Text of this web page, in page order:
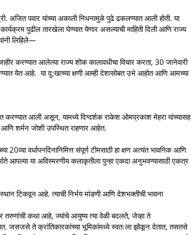
अजित पवार यांच्या अकाली निधनामुळे पुढे ढकलण्यात आली होती. या
पुढील तारखेला घेण्यात येणार असल्याची माहिती दिली आणि राज्य
लिहिले—
करण्यात आलेल्या राज्य शोक कालावधीचा विचार करता, 30 जानेवारी
येत आहे. या दु:खाच्या क्षणी आम्ही देशासोबत उभे आहोत आणि आमच्या
आली असून, यामध्ये दिग्दर्शक राकेश ओमप्रकाश मेहरा यांच्यासह
शर्मन जोशी उपस्थित राहणार आहेत.
वर्धापनदिनानिमित्त संपूर्ण टीमसाठी हा क्षण अत्यंत भावनिक आणि
आपल्या या अविस्मरणीय कलाकृतीला पुन्हा एकदा अनुभवण्यासाठी एकत्र
टिकवून आहे. त्याची निर्भय मांडणी आणि देशभक्तीची भावना
तरुणांची कथा आहे, ज्यांचे आयुष्य त्या वेळी बदलते, जेव्हा ते
जसजसे ते क्रांतिकारकांच्या भूमिकांमध्ये स्वतःला झोकून देतात, तसतसे